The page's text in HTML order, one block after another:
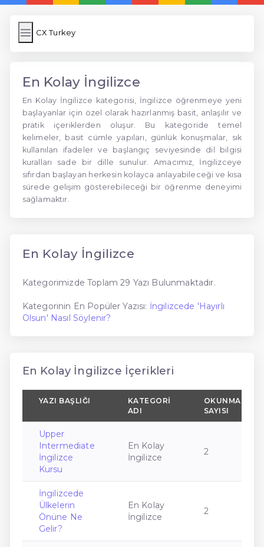
CX Turkey
En Kolay İngilizce
En Kolay İngilizce kategorisi, İngilizce öğrenmeye yeni
başlayanlar için özel olarak hazırlanmış basit, anlaşılır ve
pratik içeriklerden oluşur. Bu kategoride temel
kelimeler, basit cümle yapıları, günlük konuşmalar, sık
kullanılan ifadeler ve başlangıç seviyesinde dil bilgisi
kuralları sade bir dille sunulur. Amacımız, İngilizceye
sıfırdan başlayan herkesin kolayca anlayabileceği ve kısa
sürede gelişim gösterebileceği bir öğrenme deneyimi
sağlamaktır.
En Kolay İngilizce
Kategorimizde Toplam 29 Yazı Bulunmaktadır.
Kategorinin En Popüler Yazısı: İngilizcede 'Hayırlı
Olsun' Nasıl Söylenir?
En Kolay İngilizce İçerikleri
YAZI BAŞLIĞI
KATEGORI
ADI
OKUNMA
SAYISI
Upper
Intermediate
İngilizce
Kursu
En Kolay
İngilizce
2
İngilizcede
Ülkelerin
Önüne Ne
Gelir?
En Kolay
İngilizce
2